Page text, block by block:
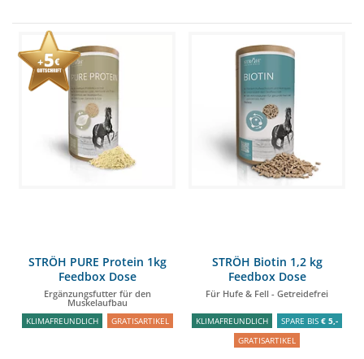
STRÖH PURE Protein 1kg
Feedbox Dose
Ergänzungsfutter für den
Muskelaufbau
KLIMAFREUNDLICH GRATISARTIKEL
STRÖH Biotin 1,2 kg
Feedbox Dose
Für Hufe & Fell - Getreidefrei
KLIMAFREUNDLICH SPARE BIS € 5,-
GRATISARTIKEL